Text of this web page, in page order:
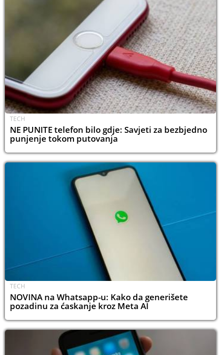
TECH
NE PUNITE telefon bilo gdje: Savjeti za bezbjedno
punjenje tokom putovanja
TECH
NOVINA na Whatsapp-u: Kako da generišete
pozadinu za ćaskanje kroz Meta AI